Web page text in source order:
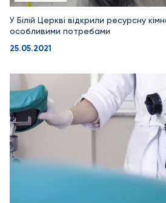
У Білій Церкві відкрили ресурсну
особливими потребами
25.05.2021